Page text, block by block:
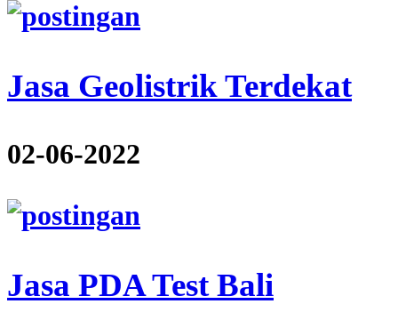
Jasa Geolistrik Terdekat
02-06-2022
Jasa PDA Test Bali